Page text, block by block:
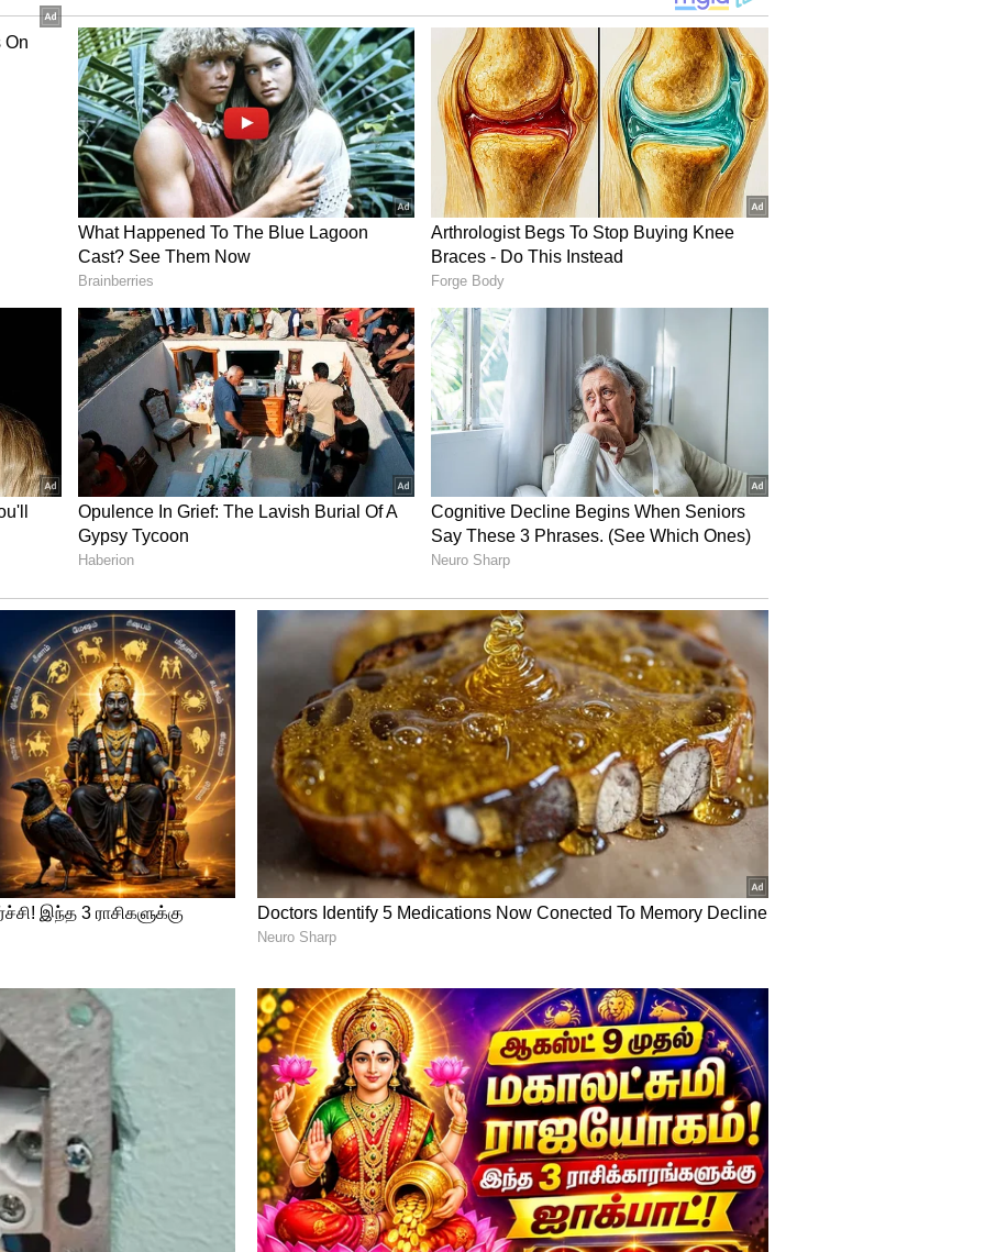
ஏமாற்றம்
மருத்துவமனை கட்டுமான பணிகளுக்கான
அரசு வழங்கியுள்ளது. எய்ம்ஸ் மருத்துவமனை
வருகிறது. இந்த நிலையில் 870
38 படுக்கைகளுடன் கூடிய ஆயுர்வேத
வகுப்பாறை கட்டிடம்,
2160 கார், 2090 இருசக்கர
வாகன காப்பகம் உள்ளிட்ட பல்வேறு
1624 கோடியாக அறிவிக்கப்பட்ட எய்ம்ஸ்
நிதியும் ஜப்பான் நாட்டை சேர்ந்த ஜெய்கா
அறிவிக்கப்பட்டிருந்தது.
மத்திய அரசு நிதியுடன் சேர்த்து
10 கோடி ரூபாய் மதிப்பீட்டில் 5
உயர சுற்றுச்சுவர் அமைக்கப்பட்டுள்ளது.
பகுதியில் 21 கோடி மதிப்பீட்டில் ஆறு
நிறைவடைந்துள்ளது.
கட்டுமான பணிக்கான பூஜை தொடங்கும்
பணிகள் தொடங்கப்பட்டு 33
என்றும் அறிவிப்பு வெளியாகி இருந்தது.
தீவிரமாக நடைபெற்று வருகிறது.